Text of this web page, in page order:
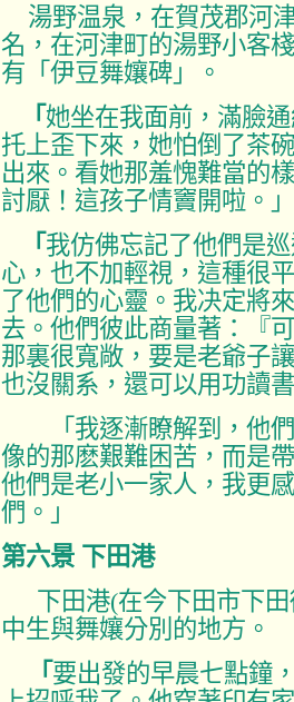
湯野温泉，在賀茂郡河
名，在河津町的湯野小客
有「 伊豆舞孃碑」。
「 她坐在我面前，滿臉
托上歪下來，她怕倒了茶
出來。看她那羞愧難當的
討厭！這孩子情竇開啦。」
「 我仿佛忘記了他們是
心，也不加輕視，這種很
了他們的心靈。我决定將
去。他們彼此商量著：『
那裏很寬敞，要是老爺子
也沒關系，還可以用功讀
「我逐漸瞭解到，他們
像的那麽艱難困苦，而是
他們是老小一家人，我更
們。」
第六景 下田港
下田港(在今下田市下
中生與舞孃分別的地方。
「 要出發的早晨七點鐘